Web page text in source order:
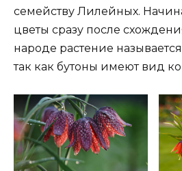
семейству Лилейных.
цветы сразу после
народе растение
так как бутоны имеют вид